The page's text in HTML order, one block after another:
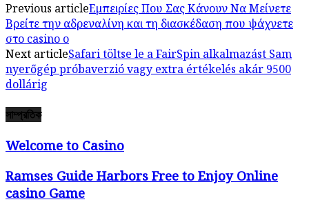
Previous articleΕμπειρίες Που Σας Κάνουν Να Μείνετε
Βρείτε την αδρεναλίνη και τη διασκέδαση που ψάχνετε
στο casino o
Next articleSafari töltse le a FairSpin alkalmazást Sam
nyerőgép próbaverzió vagy extra értékelés akár 9500
dollárig
সাম্প্রতিক
Welcome to Casino
Ramses Guide Harbors Free to Enjoy Online
casino Game